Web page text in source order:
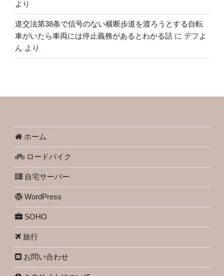
より
道交法第38条で信号のない横断歩道を渡ろうとする自転
車がいたら車両には停止義務があるとわかる話 に デフよ
ん より
ホーム
ロードバイク
自宅サーバー
WordPress
SOHO
旅行
お問い合わせ